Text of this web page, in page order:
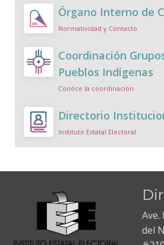
Órgano Interno de
Normatividad y Contacto
Coordinación
Pueblos Indígenas
Conóce la coordinación
Directorio
Instituto Estatal Electoral
Ave.
del